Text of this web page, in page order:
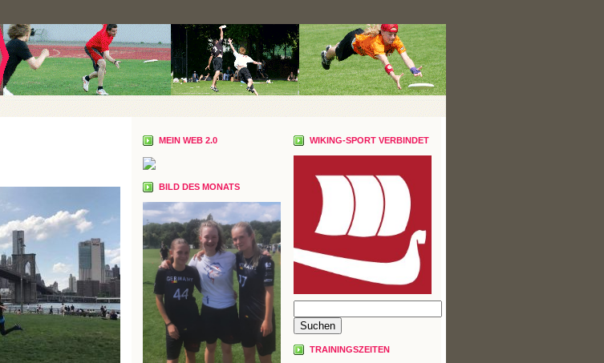
MEIN WEB 2.0
BILD DES MONATS
WIKING-SPORT VERBINDET
TRAININGSZEITEN